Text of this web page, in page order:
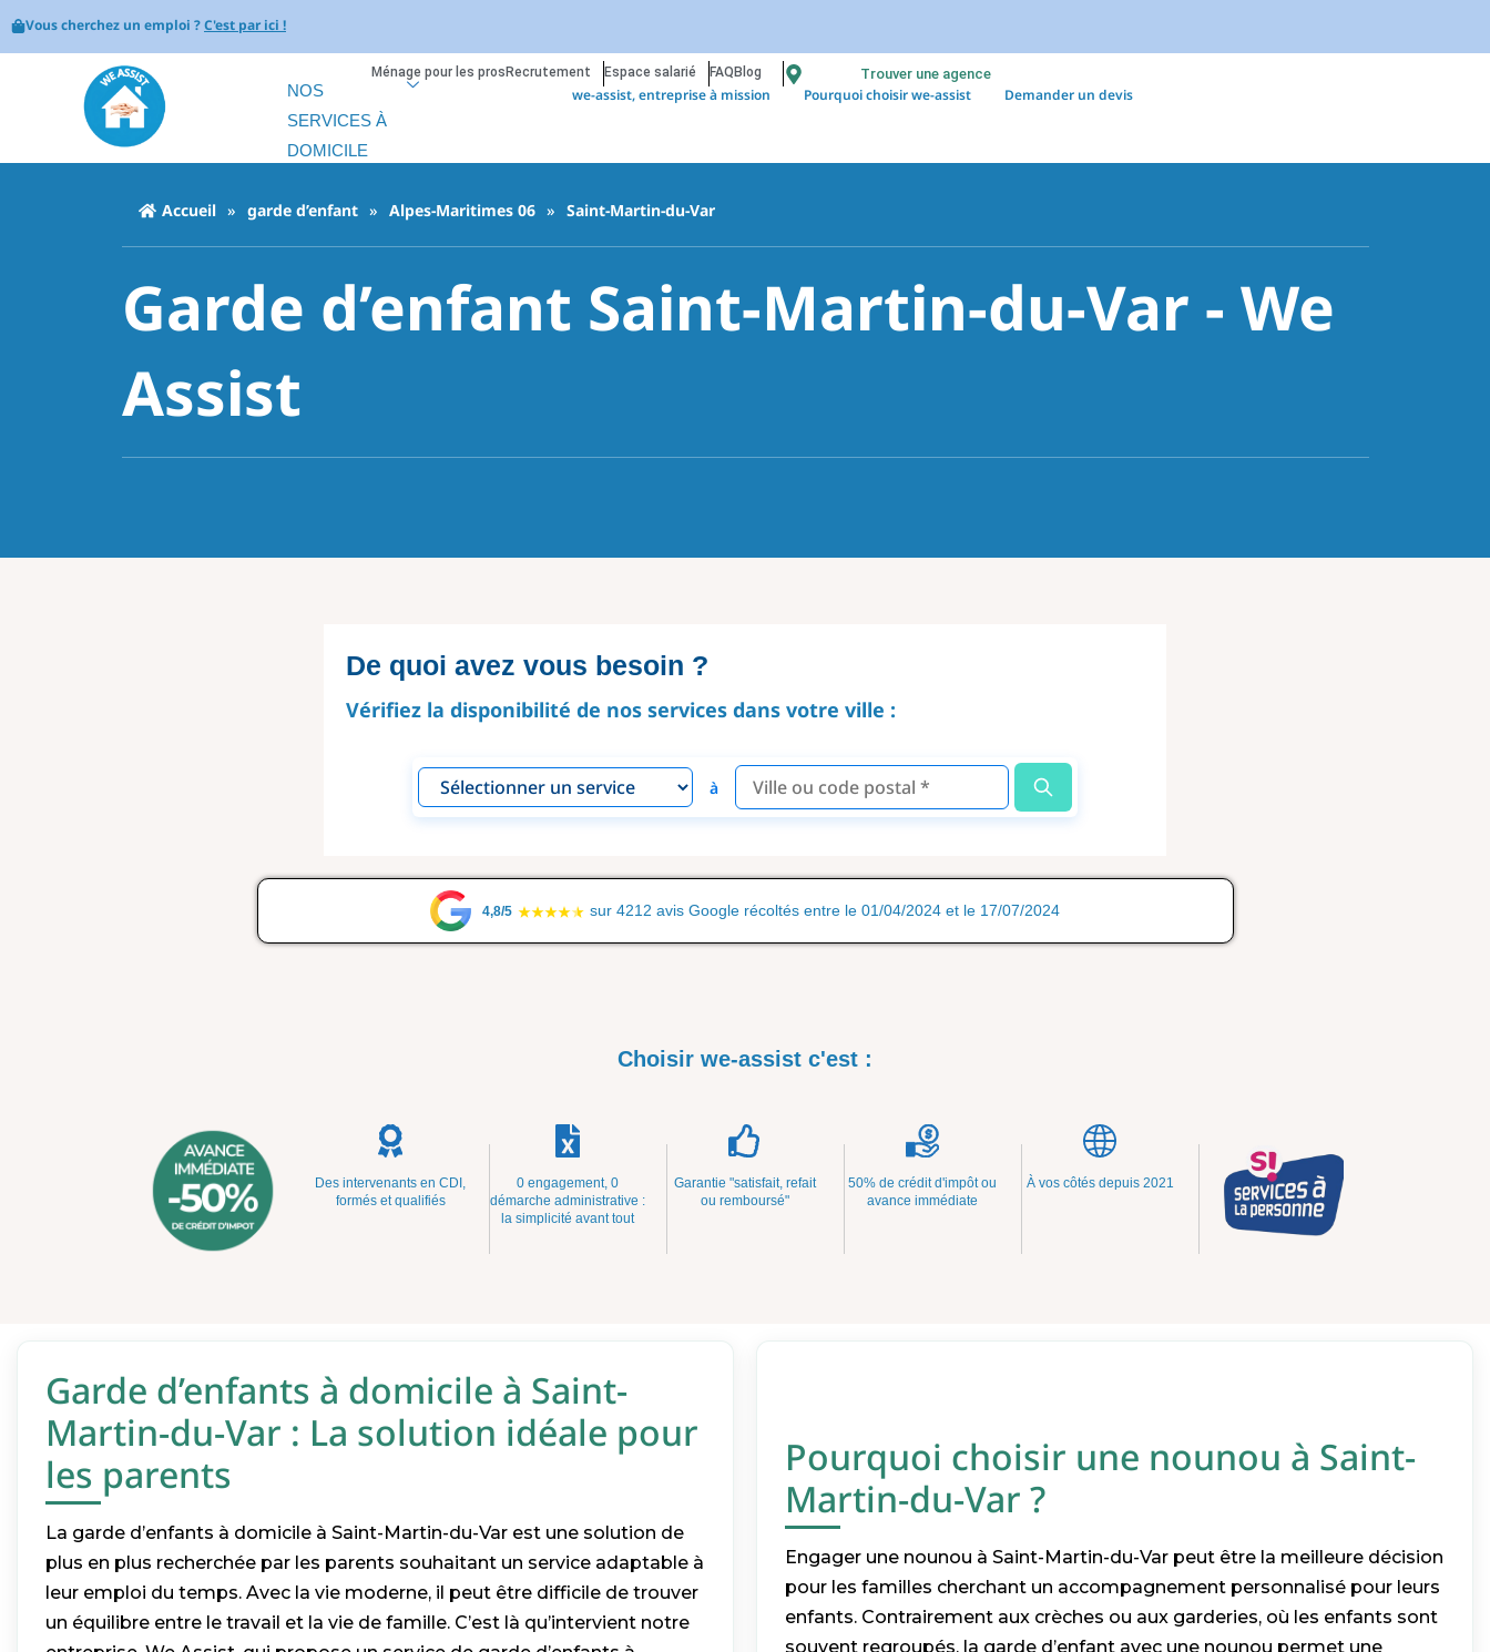
Vous cherchez un emploi ?C'est par ici !
Ménage pour les pros Recrutement Espace salarié FAQ Blog Trouver une agence
NOS
SERVICES À
DOMICILE
we-assist, entreprise à mission Pourquoi choisir we-assist Demander un devis
Accueil » garde d’enfant » Alpes-Maritimes 06 » Saint-Martin-du-Var
Garde d’enfant Saint-Martin-du-Var - We
Assist
De quoi avez vous besoin ?
Vérifiez la disponibilité de nos services dans votre ville :
à
4,8/5 sur 4212 avis Google récoltés entre le 01/04/2024 et le 17/07/2024
Choisir we-assist c'est :
Des intervenants en CDI,
formés et qualifiés
0 engagement, 0
démarche administrative :
la simplicité avant tout
Garantie "satisfait, refait
ou remboursé"
50% de crédit d'impôt ou
avance immédiate
À vos côtés depuis 2021
Garde d’enfants à domicile à Saint-
Martin-du-Var : La solution idéale pour
les parents
La garde d’enfants à domicile à Saint-Martin-du-Var est une solution de
plus en plus recherchée par les parents souhaitant un service adaptable à
leur emploi du temps. Avec la vie moderne, il peut être difficile de trouver
un équilibre entre le travail et la vie de famille. C’est là qu’intervient notre
Pourquoi choisir une nounou à Saint-
Martin-du-Var ?
Engager une nounou à Saint-Martin-du-Var peut être la meilleure décision
pour les familles cherchant un accompagnement personnalisé pour leurs
enfants. Contrairement aux crèches ou aux garderies, où les enfants sont
souvent regroupés, la garde d’enfant avec une nounou permet une